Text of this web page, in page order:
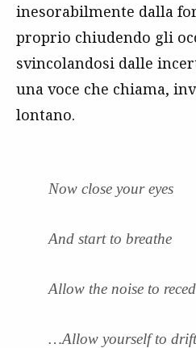
inesorabilmente dalla
proprio chiudendo gli
svincolandosi dalle
una voce che chiama,
lontano.
Now close your eyes
And start to breathe
Allow the noise to
…Allow yourself to